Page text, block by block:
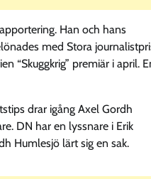
Han och hans
med Stora
“Skuggkrig” premiär i april.
drar igång Axel Gordh
DN har en lyssnare i Erik
Humlesjö lärt sig en sak.